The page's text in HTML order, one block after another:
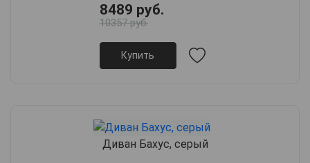
8489 руб.
10357 руб.
Купить
Диван Бахус, серый